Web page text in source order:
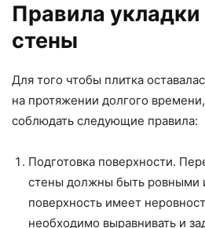
Правила укладки
стены
Для того чтобы плитка
на протяжении долгого
соблюдать следующие правила:
Подготовка поверхности.
стены должны быть ровными
поверхность имеет
необходимо выравнивать и